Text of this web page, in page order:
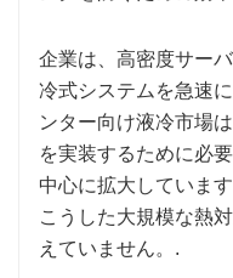
企業は、高密度サー
冷式システムを急速
ンター向け液冷市場
を実装するために必
中心に拡大していま
こうした大規模な熱
えていません。.